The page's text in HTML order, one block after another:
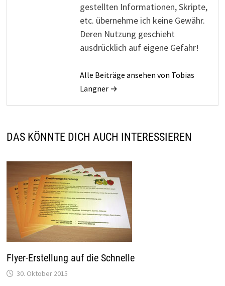
gestellten Informationen, Skripte,
etc. übernehme ich keine Gewähr.
Deren Nutzung geschieht
ausdrücklich auf eigene Gefahr!
Alle Beiträge ansehen von Tobias
Langner →
DAS KÖNNTE DICH AUCH INTERESSIEREN
Flyer-Erstellung auf die Schnelle
30. Oktober 2015